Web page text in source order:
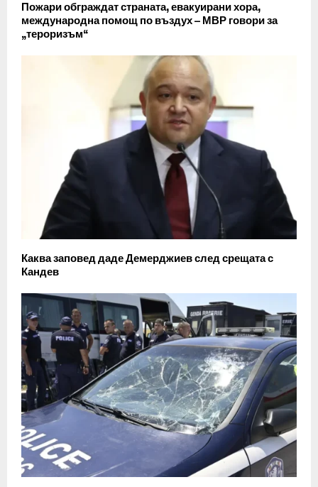
Пожари обграждат страната, евакуирани хора,
международна помощ по въздух – МВР говори за
„тероризъм“
Каква заповед даде Демерджиев след срещата с
Кандев